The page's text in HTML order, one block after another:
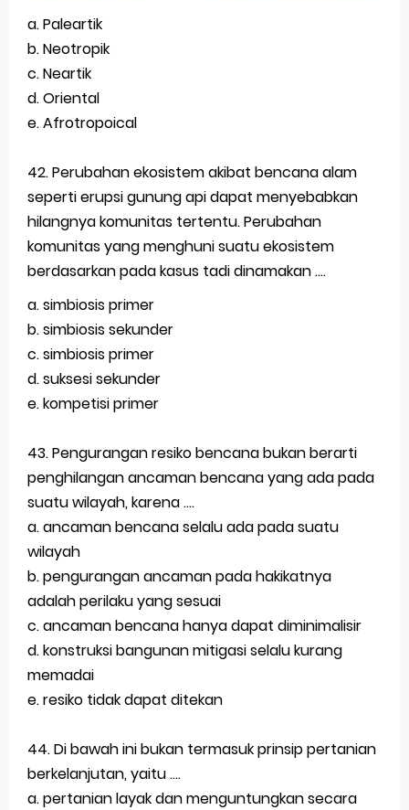
Menjadi Pengajar Jaman Sekarang Makin Berat
a. Paleartik
b. Neotropik
c. Neartik
d. Oriental
e. Afrotropoical
42. Perubahan ekosistem akibat bencana alam
seperti erupsi gunung api dapat menyebabkan
hilangnya komunitas tertentu. Perubahan
komunitas yang menghuni suatu ekosistem
berdasarkan pada kasus tadi dinamakan ....
a. simbiosis primer
b. simbiosis sekunder
c. simbiosis primer
d. suksesi sekunder
e. kompetisi primer
43. Pengurangan resiko bencana bukan berarti
penghilangan ancaman bencana yang ada pada
suatu wilayah, karena ....
a. ancaman bencana selalu ada pada suatu
wilayah
b. pengurangan ancaman pada hakikatnya
adalah perilaku yang sesuai
c. ancaman bencana hanya dapat diminimalisir
d. konstruksi bangunan mitigasi selalu kurang
memadai
e. resiko tidak dapat ditekan
44. Di bawah ini bukan termasuk prinsip pertanian
berkelanjutan, yaitu ....
a. pertanian layak dan menguntungkan secara